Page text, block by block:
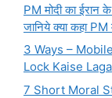
PM मोदी का ईरान
जानिये क्या कहा PM
3 Ways –
Lock Kaise
7 Short Moral